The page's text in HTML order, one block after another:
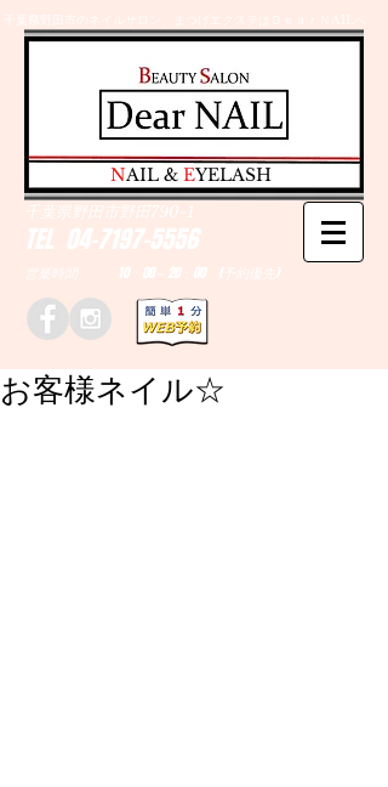
千葉県野田市のネイルサロン、まつげエクステはＤｅａｒＮAILへ
TEL 04-7197-5556
営業時間 10：00～20：00 (予約優先)
千葉県野田市野田790-1
​NAIL & EYELASH
お客様ネイル☆